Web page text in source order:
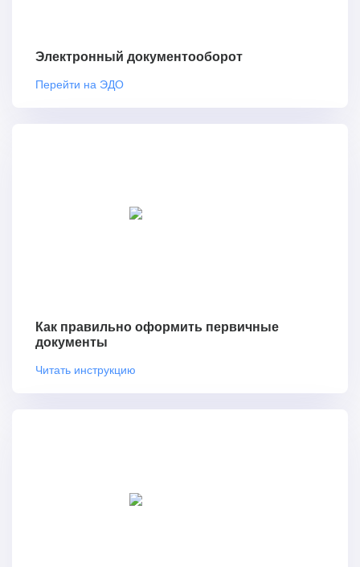
Электронный документооборот
Перейти на ЭДО
Как правильно оформить первичные
документы
Читать инструкцию